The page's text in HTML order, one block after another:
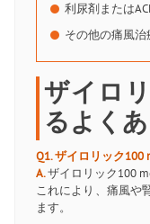
利尿剤または
その他の痛風治
ザイロ
るよく
Q1. ザイロリック100
A.ザイロリック100
これにより、痛風や
ます。